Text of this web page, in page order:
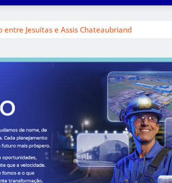
Jesuítas e Assis Chateaubriand